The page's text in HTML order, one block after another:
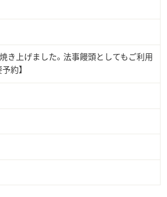
き上げました。法事饅頭としてもご利用
約】